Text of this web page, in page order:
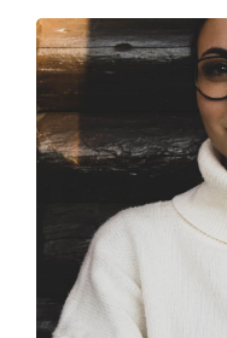
Sesso:
Categorie:
Marca: